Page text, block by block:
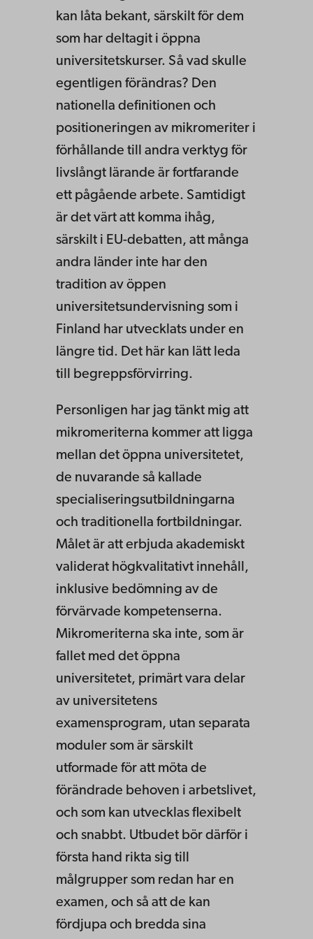
kan låta bekant, särskilt för dem
som har deltagit i öppna
universitetskurser. Så vad skulle
egentligen förändras? Den
nationella definitionen och
positioneringen av mikromeriter i
förhållande till andra verktyg för
livslångt lärande är fortfarande
ett pågående arbete. Samtidigt
är det värt att komma ihåg,
särskilt i EU-debatten, att många
andra länder inte har den
tradition av öppen
universitetsundervisning som i
Finland har utvecklats under en
längre tid. Det här kan lätt leda
till begreppsförvirring.
Personligen har jag tänkt mig att
mikromeriterna kommer att ligga
mellan det öppna universitetet,
de nuvarande så kallade
specialiseringsutbildningarna
och traditionella fortbildningar.
Målet är att erbjuda akademiskt
validerat högkvalitativt innehåll,
inklusive bedömning av de
förvärvade kompetenserna.
Mikromeriterna ska inte, som är
fallet med det öppna
universitetet, primärt vara delar
av universitetens
examensprogram, utan separata
moduler som är särskilt
utformade för att möta de
förändrade behoven i arbetslivet,
och som kan utvecklas flexibelt
och snabbt. Utbudet bör därför i
första hand rikta sig till
målgrupper som redan har en
examen, och så att de kan
fördjupa och bredda sina